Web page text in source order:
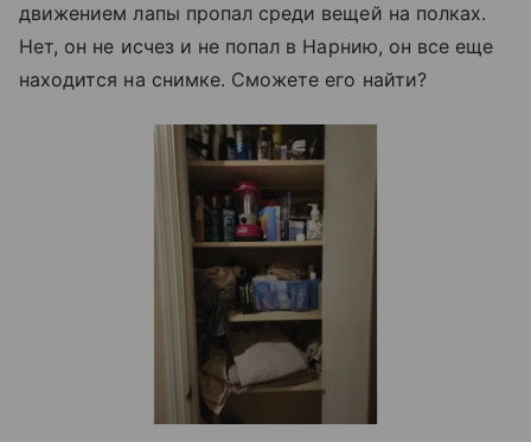
движением лапы пропал среди вещей на полках.
Нет, он не исчез и не попал в Нарнию, он все еще
находится на снимке. Сможете его найти?